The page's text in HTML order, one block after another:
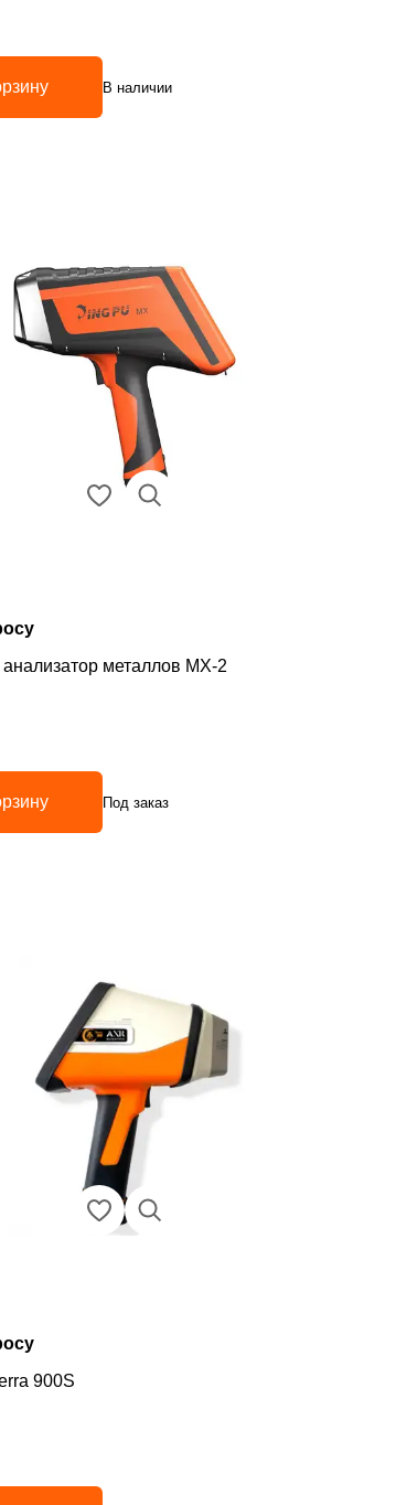
В наличии
металлов MX-2
Под заказ
900S